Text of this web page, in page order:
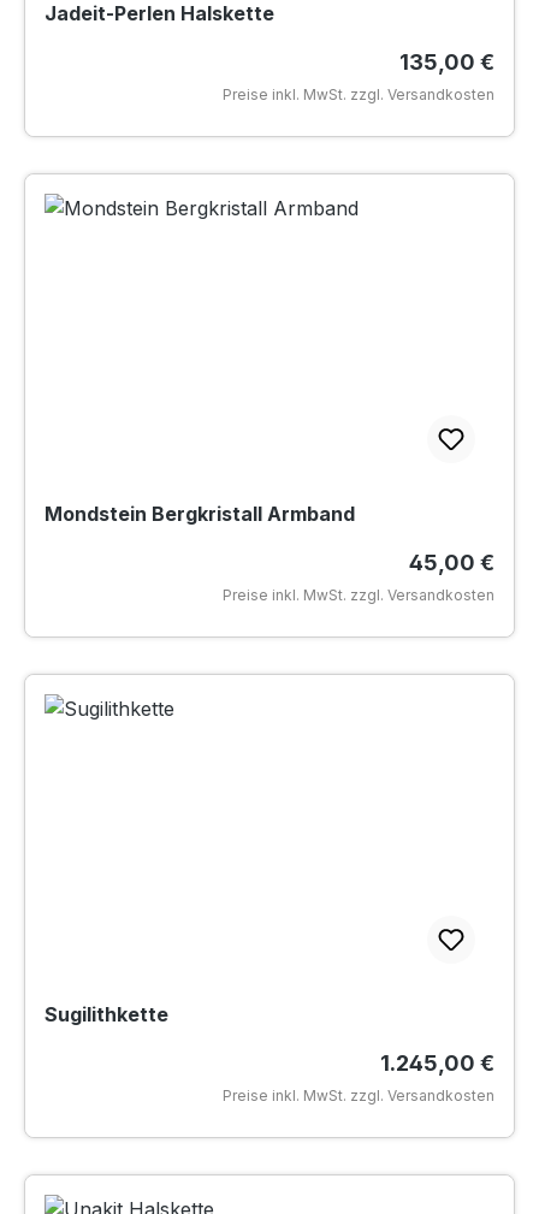
Jadeit-Perlen Halskette
Regulärer
135,00 €
Preise inkl. MwSt. zzgl. Versandkosten
Mondstein Bergkristall Armband
Regulärer
45,00 €
Preise inkl. MwSt. zzgl. Versandkosten
Sugilithkette
Regulärer
1.245,00 €
Preise inkl. MwSt. zzgl. Versandkosten